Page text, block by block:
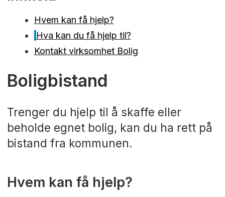
Hvem kan få hjelp?
Hva kan du få hjelp til?
Kontakt virksomhet Bolig
Boligbistand
Trenger du hjelp til å skaffe eller
beholde egnet bolig, kan du ha rett på
bistand fra kommunen.
Hvem kan få hjelp?